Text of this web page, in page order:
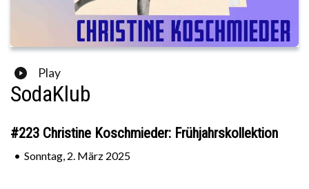
Play
SodaKlub
#223 Christine Koschmieder: Frühjahrskollektion
• Sonntag, 2. März 2025